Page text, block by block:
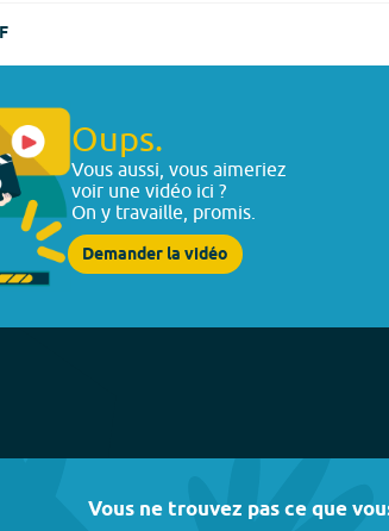
Oups.
Vous aussi, vous aimeriez
voir une vidéo ici ?
On y travaille, promis.
Demander la vidéo
Vous ne trouvez pas ce que